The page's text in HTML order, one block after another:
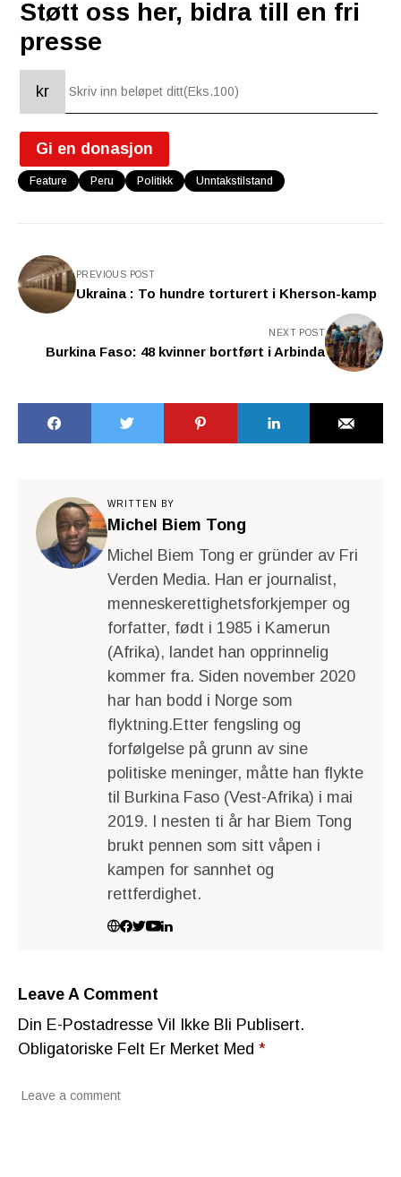
Støtt oss her, bidra till en fri
presse
kr
Gi en donasjon
Feature Peru Politikk Unntakstilstand
PREVIOUS POST
Ukraina : To hundre torturert i Kherson-kamp
NEXT POST
Burkina Faso: 48 kvinner bortført i Arbinda
WRITTEN BY
Michel Biem Tong
Michel Biem Tong er gründer av Fri
Verden Media. Han er journalist,
menneskerettighetsforkjemper og
forfatter, født i 1985 i Kamerun
(Afrika), landet han opprinnelig
kommer fra. Siden november 2020
har han bodd i Norge som
flyktning.Etter fengsling og
forfølgelse på grunn av sine
politiske meninger, måtte han flykte
til Burkina Faso (Vest-Afrika) i mai
2019. I nesten ti år har Biem Tong
brukt pennen som sitt våpen i
kampen for sannhet og
rettferdighet.
Leave A Comment
Din E-Postadresse Vil Ikke Bli Publisert.
Obligatoriske Felt Er Merket Med *